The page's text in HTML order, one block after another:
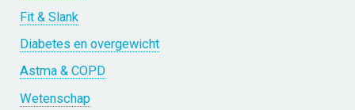
Fit & Slank
Diabetes en overgewicht
Astma & COPD
Wetenschap